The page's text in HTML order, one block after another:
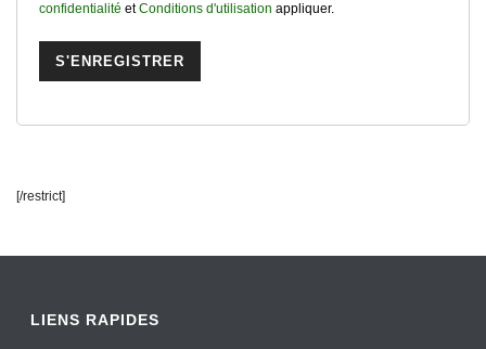
confidentialité etConditions d'utilisation appliquer.
[/restrict]
LIENS RAPIDES